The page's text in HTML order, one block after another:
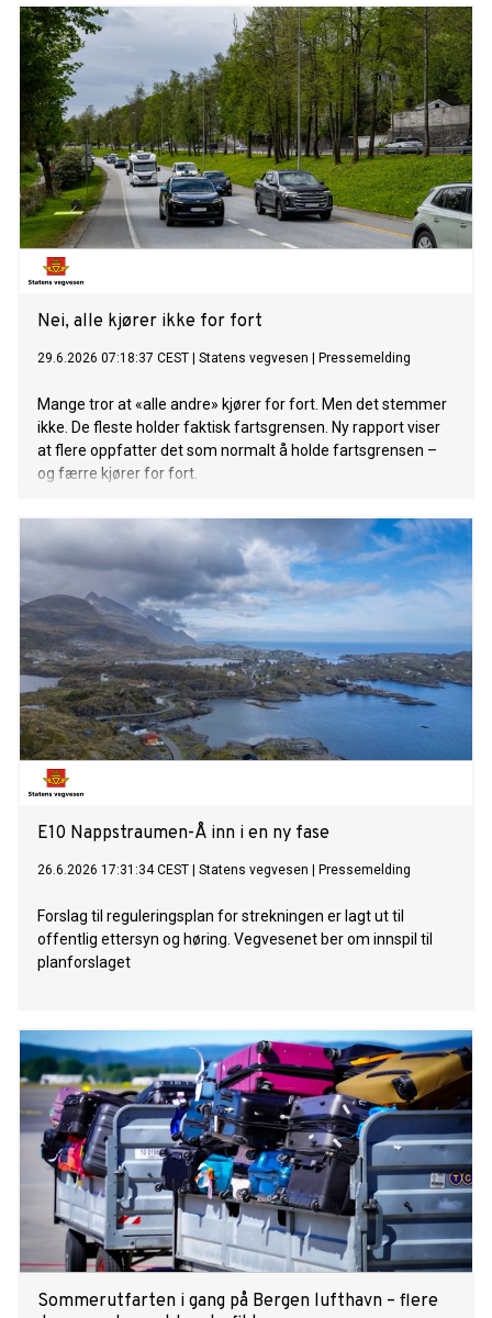
Nei, alle kjører ikke for fort
29.6.2026 07:18:37 CEST Statens vegvesen Pressemelding
Mange tror at «alle andre» kjører for fort. Men det stemmer
ikke. De fleste holder faktisk fartsgrensen. Ny rapport viser
at flere oppfatter det som normalt å holde fartsgrensen –
og færre kjører for fort.
E10 Nappstraumen-Å inn i en ny fase
26.6.2026 17:31:34 CEST Statens vegvesen Pressemelding
Forslag til reguleringsplan for strekningen er lagt ut til
offentlig ettersyn og høring. Vegvesenet ber om innspil til
planforslaget
Sommerutfarten i gang på Bergen lufthavn – flere